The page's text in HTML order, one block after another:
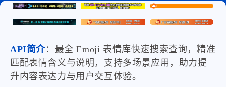
API简介：最全 Emoji 表情库快速搜索查询，精准
匹配表情含义与说明，支持多场景应用，助力提
升内容表达力与用户交互体验。